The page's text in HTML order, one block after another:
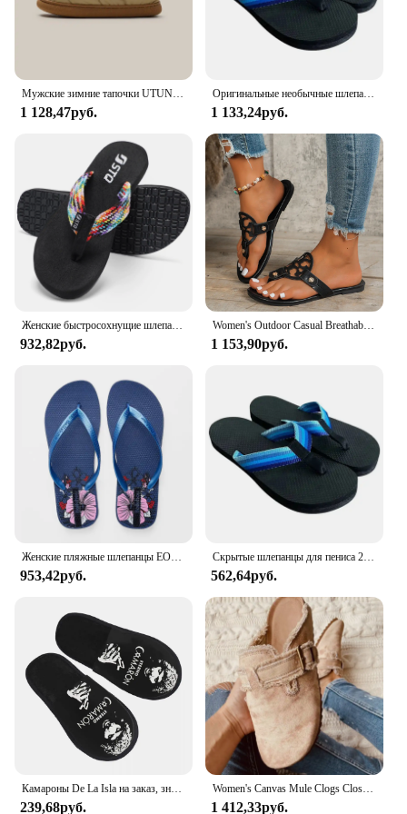
Мужские зимние тапочки UTUNE, непромокаемые ветрозащитные теплые ботинки, нескользящая хлопковая обувь для улицы и дома, размер 1-2 с завязкой
1 128,47руб.
Оригинальные необычные шлепанцы для взрослых, пляжные шлепанцы, шлепанцы для пениса, скрытые шлепанцы для пениса, игривые быстросохнущие Тапочки
1 133,24руб.
Женские быстросохнущие шлепанцы STQ с ковриком для йоги
932,82руб.
Women's Outdoor Casual Breathable Sandals, Fashionable Hollow Summer Flat Sports Sandals
1 153,90руб.
Женские пляжные шлепанцы EOFK, летние дизайнерские шлепанцы фиолетового цвета для дома
953,42руб.
Скрытые шлепанцы для пениса 2024, Необычные шлепанцы для пениса, летние пляжные удобные нескользящие мужские сандалии, пляжные шлепанцы для пениса, тапочки для пениса
562,64руб.
Камароны De La Isla на заказ, знаменитый музыкант, уютные тапочки из пены с эффектом памяти, женские острова, креветки, певица фламенко, спа-домашняя обувь
239,68руб.
Women's Canvas Mule Clogs Closed Toe Cork Footbed Slide Slippers Ladies Fashion Print Trimmed Fringe Birken Sandals
1 412,33руб.